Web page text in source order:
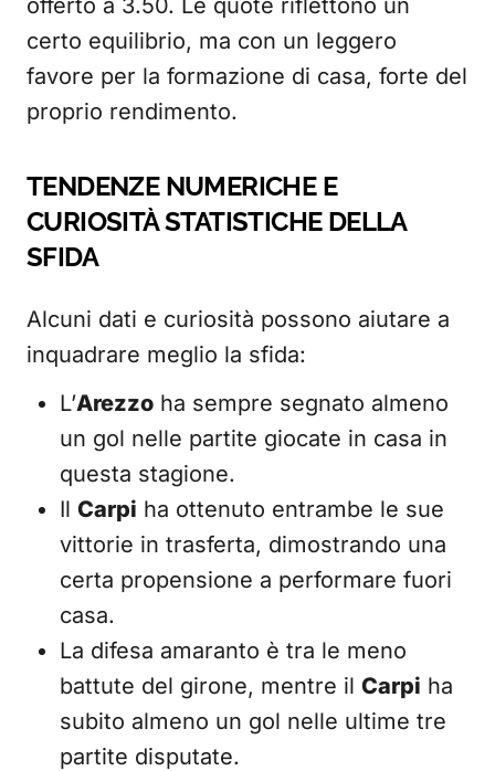
offerto a 3.50. Le quote riflettono un
certo equilibrio, ma con un leggero
favore per la formazione di casa, forte del
proprio rendimento.
TENDENZE NUMERICHE E
CURIOSITÀ STATISTICHE DELLA
SFIDA
Alcuni dati e curiosità possono aiutare a
inquadrare meglio la sfida:
L’Arezzo ha sempre segnato almeno
un gol nelle partite giocate in casa in
questa stagione.
Il Carpi ha ottenuto entrambe le sue
vittorie in trasferta, dimostrando una
certa propensione a performare fuori
casa.
La difesa amaranto è tra le meno
battute del girone, mentre il Carpi ha
subito almeno un gol nelle ultime tre
partite disputate.